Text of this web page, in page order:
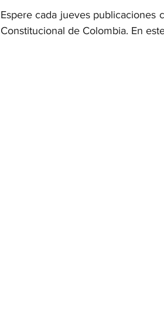
Espere cada jueves publicaciones
Constitucional de Colombia. En